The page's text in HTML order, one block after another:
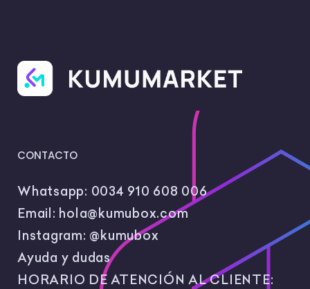
CONTACTO
Whatsapp: 0034 910 608 006
Email: hola@kumubox.com
Instagram: @kumubox
Ayuda y dudas
HORARIO DE ATENCIÓN AL CLIENTE: